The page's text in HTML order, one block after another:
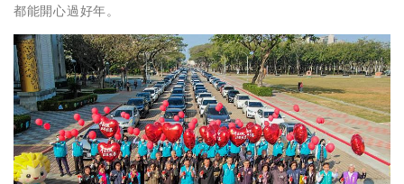
都能開心過好年。